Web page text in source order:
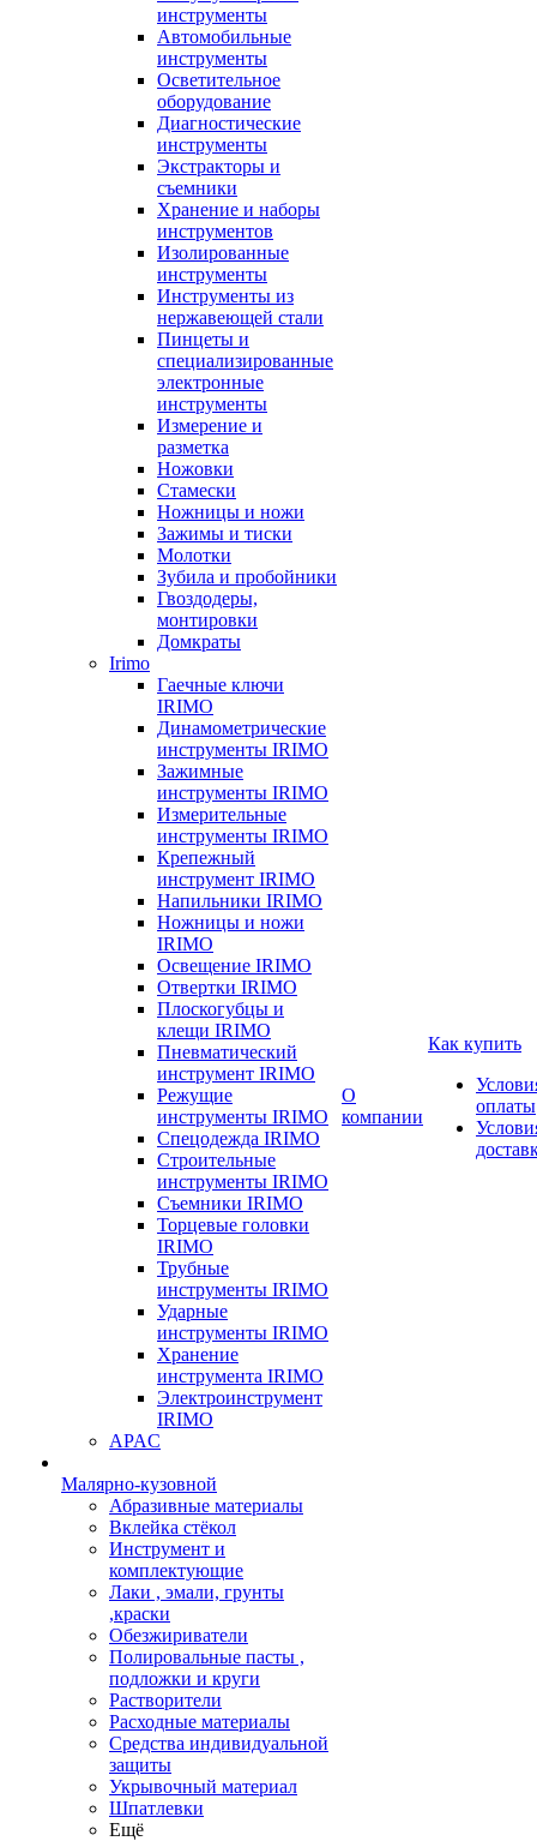
инструменты
Автомобильные
инструменты
Осветительное
оборудование
Диагностические
инструменты
Экстракторы и
съемники
Хранение и наборы
инструментов
Изолированные
инструменты
Инструменты из
нержавеющей стали
Пинцеты и
специализированные
электронные
инструменты
Измерение и
разметка
Ножовки
Стамески
Ножницы и ножи
Зажимы и тиски
Молотки
Зубила и пробойники
Гвоздодеры,
монтировки
Домкраты
Irimo
Гаечные ключи
IRIMO
Динамометрические
инструменты IRIMO
Зажимные
инструменты IRIMO
Измерительные
инструменты IRIMO
Крепежный
инструмент IRIMO
Напильники IRIMO
Ножницы и ножи
IRIMO
Освещение IRIMO
Отвертки IRIMO
Плоскогубцы и
клещи IRIMO
Пневматический
инструмент IRIMO
Режущие
инструменты IRIMO
Спецодежда IRIMO
Строительные
инструменты IRIMO
Съемники IRIMO
Торцевые головки
IRIMO
Трубные
инструменты IRIMO
Ударные
инструменты IRIMO
Хранение
инструмента IRIMO
Электроинструмент
IRIMO
APAC
Малярно-кузовной
Абразивные материалы
Вклейка стёкол
Инструмент и
комплектующие
Лаки , эмали, грунты
,краски
Обезжириватели
Полировальные пасты ,
подложки и круги
Растворители
Расходные материалы
Средства индивидуальной
защиты
Укрывочный материал
Шпатлевки
Ещё
О
компании
Как купить
оплаты